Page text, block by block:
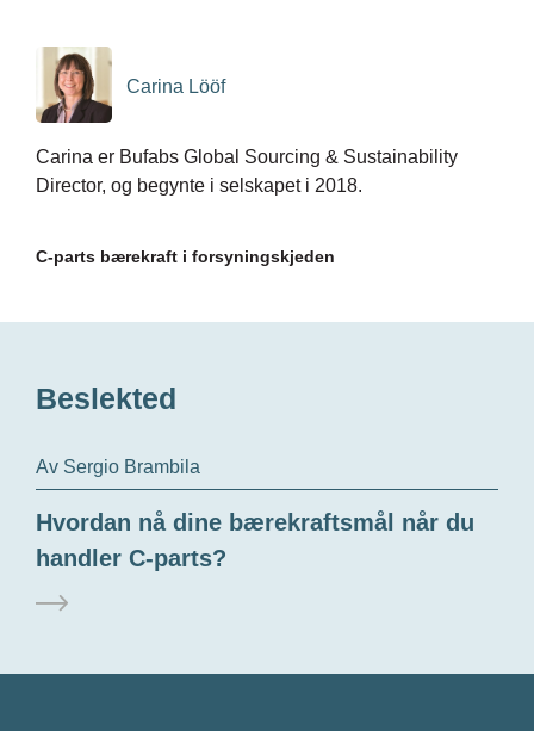
Carina Lööf
Carina er Bufabs Global Sourcing & Sustainability
Director, og begynte i selskapet i 2018.
C-parts bærekraft i forsyningskjeden
Beslekted
Av Sergio Brambila
Hvordan nå dine bærekraftsmål når du
handler C-parts?